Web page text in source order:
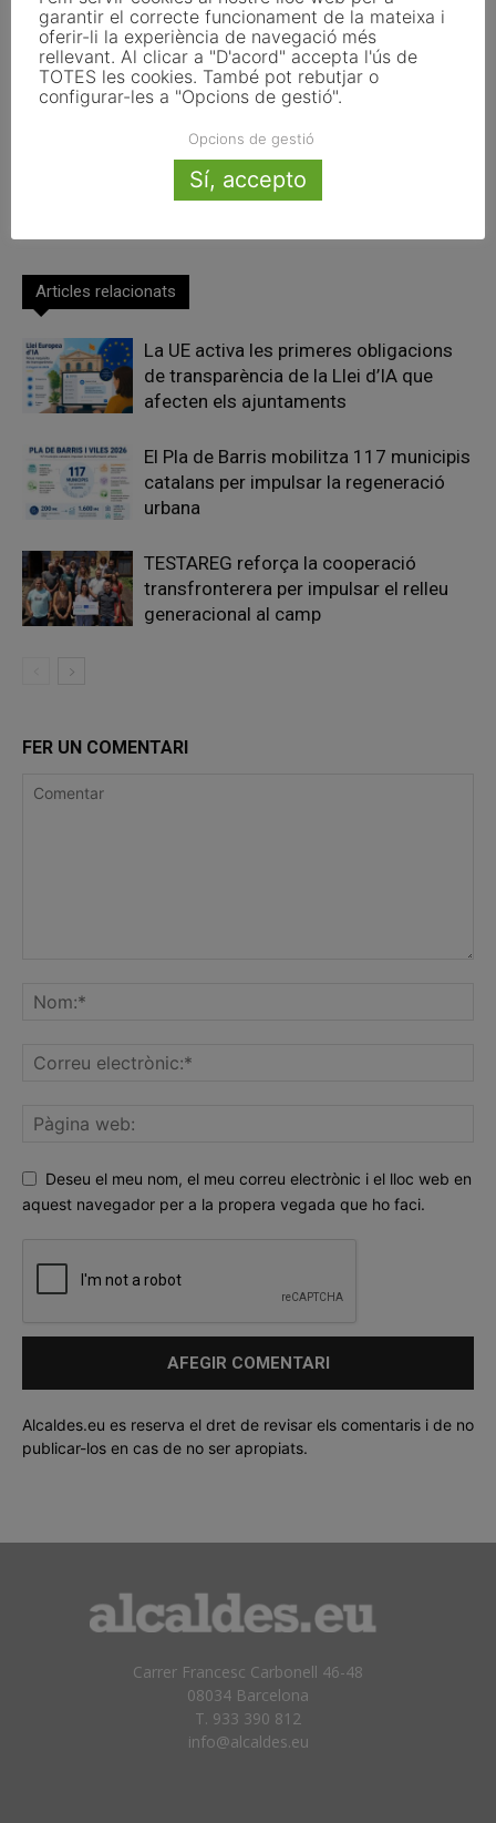
Article anterior
Les capitals catalanes, a
Article següent
El Govern reivindica la
administracions per impulsar
l’Assemblea Mundial de
Articles relacionats
La UE activa les primeres obligacions
de transparència de la Llei d’IA que
afecten els ajuntaments
El Pla de Barris mobilitza 117 municipis
catalans per impulsar la regeneració
urbana
TESTAREG reforça la cooperació
transfronterera per impulsar el relleu
generacional al camp
FER UN COMENTARI
Deseu el meu nom, el meu correu electrònic i el lloc web en
aquest navegador per a la propera vegada que ho faci.
Alcaldes.eu es reserva el dret de revisar els comentaris i de no
publicar-los en cas de no ser apropiats.
Carrer Francesc Carbonell 46-48
08034 Barcelona
T. 933 390 812
info@alcaldes.eu
garantir el correcte funcionament de la mateixa i
oferir-li la experiència de navegació més
rellevant. Al clicar a "D'acord" accepta l'ús de
TOTES les cookies. També pot rebutjar o
configurar-les a "Opcions de gestió".
Opcions de gestió
Sí, accepto